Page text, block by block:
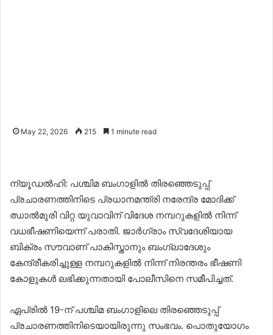
May 22, 2026 215 1 minute read
ന്യൂഡൽഹി: പശ്ചിമ ബംഗാളിൽ തിരഞ്ഞെടുപ്പ്
പ്രചാരണത്തിനിടെ പ്രധാനമന്ത്രി നരേന്ദ്ര മോദിക്ക്
ഝാൽമുരി വിറ്റ യുവാവിന് വിദേശ നമ്പറുകളിൽ നിന്ന്
വധഭീഷണിയെന്ന് പരാതി. ജാർഗ്രാം സ്വദേശിയായ
ബിക്രം സൗവാണ് പാകിസ്താനും ബംഗ്ലാദേശും
കേന്ദ്രീകരിച്ചുള്ള നമ്പറുകളിൽ നിന്ന് നിരന്തരം ഭീഷണി
കോളുകൾ ലഭിക്കുന്നതായി പോലീസിനെ സമീപിച്ചത്.
ഏപ്രിൽ 19-ന് പശ്ചിമ ബംഗാളിലെ തിരഞ്ഞെടുപ്പ്
പ്രചാരണത്തിനിടെയായിരുന്നു സംഭവം. പൊതുയോഗം